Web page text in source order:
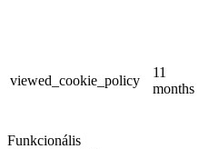
viewed_cookie_policy
11
months
Funkcionális